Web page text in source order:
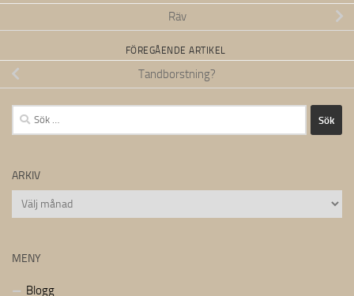
Räv
FÖREGÅENDE ARTIKEL
Tandborstning?
Sök
efter:
ARKIV
Arkiv
MENY
Blogg